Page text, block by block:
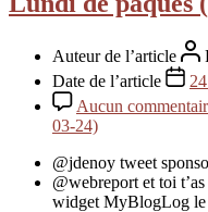
Auteur de l’article
Date de l’article
Aucun
03-24)
@jdenoy tweet
@webreport et toi
widget MyBlogLog le